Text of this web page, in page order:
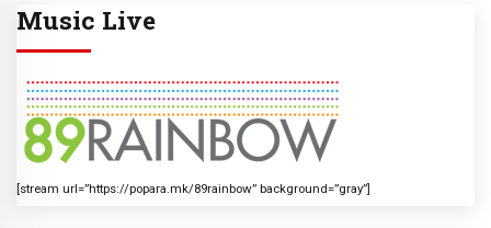
Music Live
[stream url=”https://popara.mk/89rainbow” background=”gray”]